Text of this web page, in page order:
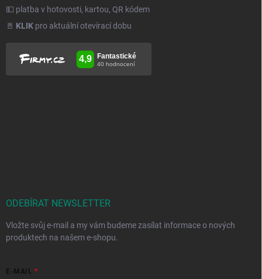
💵 platba v hotovosti, kartou, QR kódem
🚪 KLIK pro aktuální otevírací dobu
ODEBÍRAT NEWSLETTER
Vložte svůj e-mail a my vám budeme zasílat informace o nových
produktech na našem e-shopu.
E-MAIL